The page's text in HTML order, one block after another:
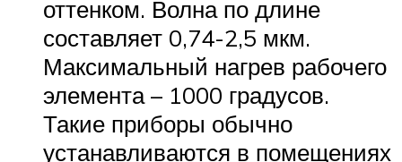
оттенком. Волна по длине
составляет 0,74-2,5 мкм.
Максимальный нагрев рабочего
элемента – 1000 градусов.
Такие приборы обычно
устанавливаются в помещениях